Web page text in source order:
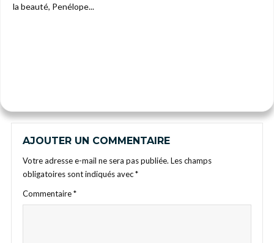
la beauté, Penélope...
AJOUTER UN COMMENTAIRE
Votre adresse e-mail ne sera pas publiée. Les champs
obligatoires sont indiqués avec*
Commentaire*